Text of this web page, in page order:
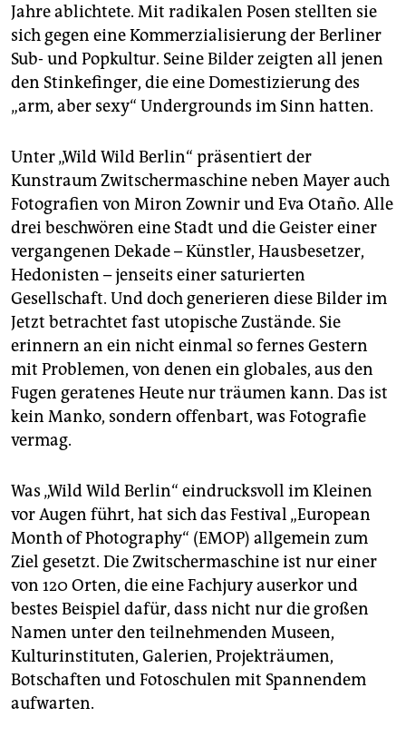
epaper login
Jahre ablichtete. Mit radikalen Posen stellten sie
sich gegen eine Kommerzialisierung der Berliner
Sub- und Popkultur. Seine Bilder zeigten all jenen
den Stinkefinger, die eine Domestizierung des
„arm, aber sexy“ Undergrounds im Sinn hatten.
Unter „Wild Wild Berlin“ präsentiert der
Kunstraum Zwitschermaschine neben Mayer auch
Fotografien von Miron Zownir und Eva Otaño. Alle
drei beschwören eine Stadt und die Geister einer
vergangenen Dekade – Künstler, Hausbesetzer,
Hedonisten – jenseits einer saturierten
Gesellschaft. Und doch generieren diese Bilder im
Jetzt betrachtet fast utopische Zustände. Sie
erinnern an ein nicht einmal so fernes Gestern
mit Problemen, von denen ein globales, aus den
Fugen geratenes Heute nur träumen kann. Das ist
kein Manko, sondern offenbart, was Fotografie
vermag.
Was „Wild Wild Berlin“ eindrucksvoll im Kleinen
vor Augen führt, hat sich das Festival „European
Month of Photography“ (EMOP) allgemein zum
Ziel gesetzt. Die Zwitschermaschine ist nur einer
von 120 Orten, die eine Fachjury auserkor und
bestes Beispiel dafür, dass nicht nur die großen
Namen unter den teilnehmenden Museen,
Kulturinstituten, Galerien, Projekträumen,
Botschaften und Fotoschulen mit Spannendem
aufwarten.